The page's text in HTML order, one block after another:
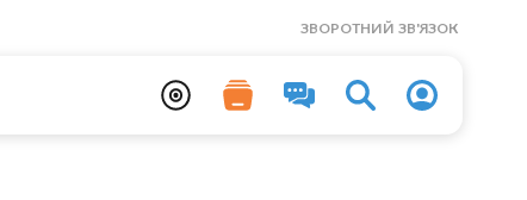
ЗВОРОТНИЙ ЗВ'ЯЗОК